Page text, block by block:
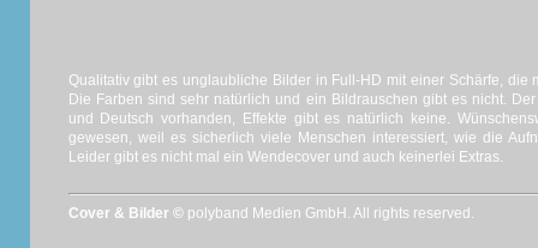
Qualitativ gibt es unglaubliche Bilder in Full-HD mit einer Schärfe, die
Die Farben sind sehr natürlich und ein Bildrauschen gibt es nicht.
und Deutsch vorhanden, Effekte gibt es natürlich keine.
gewesen, weil es sicherlich viele Menschen interessiert, wie die
Leider gibt es nicht mal ein Wendecover und auch keinerlei Extras.
Cover & Bilder © polyband Medien GmbH. All rights reserved.